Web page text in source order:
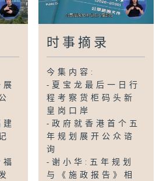
时事摘录
今集内容:
-夏宝龙最后一日行
程考察货柜码头新
皇岗口岸
-政府就香港首个五
年规划展开公众谘
询
-谢小华:五年规划
与《施政报告》相